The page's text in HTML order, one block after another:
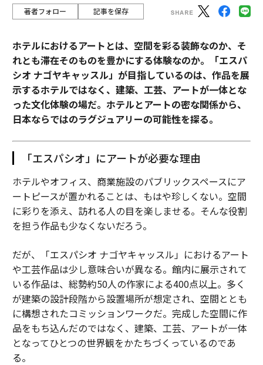
著者フォロー 記事を保存
ホテルにおけるアートとは、空間を彩る装飾なのか、そ
れとも滞在そのものを豊かにする体験なのか。「エスパ
シオ ナゴヤキャッスル」が目指しているのは、作品を展
示するホテルではなく、建築、工芸、アートが一体とな
った文化体験の場だ。ホテルとアートの密な関係から、
日本ならではのラグジュアリーの可能性を探る。
「エスパシオ」にアートが必要な理由
ホテルやオフィス、商業施設のパブリックスペースにア
ートピースが置かれることは、もはや珍しくない。空間
に彩りを添え、訪れる人の目を楽しませる。そんな役割
を担う作品も少なくないだろう。
だが、「エスパシオ ナゴヤキャッスル」におけるアート
や工芸作品は少し意味合いが異なる。館内に展示されて
いる作品は、総勢約50人の作家による400点以上。多く
が建築の設計段階から設置場所が想定され、空間ととも
に構想されたコミッションワークだ。完成した空間に作
品をもち込んだのではなく、建築、工芸、アートが一体
となってひとつの世界観をかたちづくっているのであ
る。